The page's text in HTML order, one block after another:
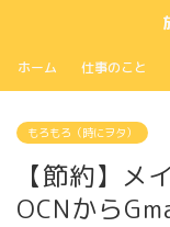
ホーム 仕事のこと
もろもろ（時にヲタ）
【節約】メ
OCNから